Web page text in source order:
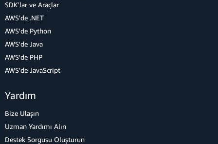
SDK'lar ve Araçlar
AWS'de .NET
AWS'de Python
AWS'de Java
AWS'de PHP
AWS'de JavaScript
Yardım
Bize Ulaşın
Uzman Yardımı Alın
Destek Sorgusu Oluşturun